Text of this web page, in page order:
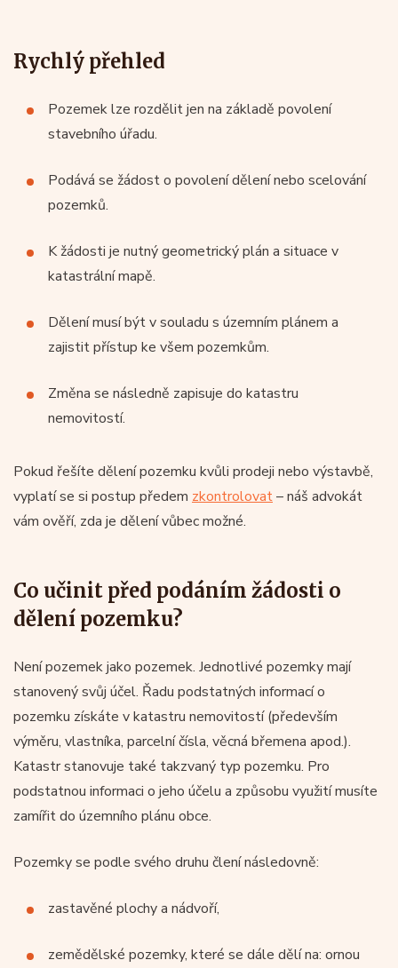
Rychlý přehled
Pozemek lze rozdělit jen na základě povolení
stavebního úřadu.
Podává se žádost o povolení dělení nebo scelování
pozemků.
K žádosti je nutný geometrický plán a situace v
katastrální mapě.
Dělení musí být v souladu s územním plánem a
zajistit přístup ke všem pozemkům.
Změna se následně zapisuje do katastru
nemovitostí.
Pokud řešíte dělení pozemku kvůli prodeji nebo výstavbě,
vyplatí se si postup předem zkontrolovat– náš advokát
vám ověří, zda je dělení vůbec možné.
Co učinit před podáním žádosti o
dělení pozemku?
Není pozemek jako pozemek. Jednotlivé pozemky mají
stanovený svůj účel. Řadu podstatných informací o
pozemku získáte v katastru nemovitostí (především
výměru, vlastníka, parcelní čísla, věcná břemena apod.).
Katastr stanovuje také takzvaný typ pozemku. Pro
podstatnou informaci o jeho účelu a způsobu využití musíte
zamířit do územního plánu obce.
Pozemky se podle svého druhu člení následovně:
zastavěné plochy a nádvoří,
zemědělské pozemky, které se dále dělí na: ornou